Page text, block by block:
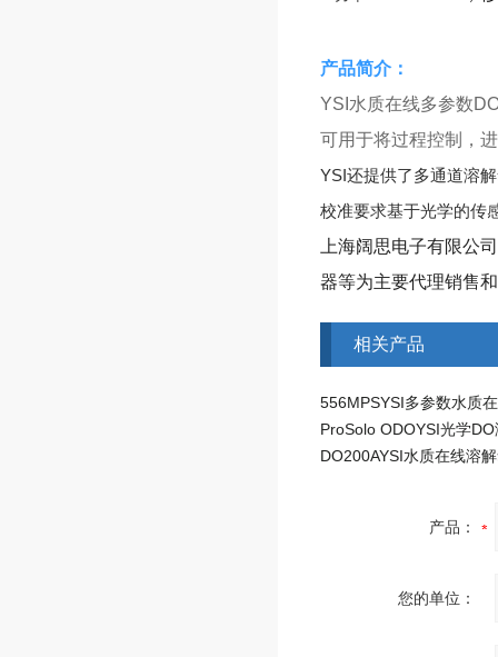
​产品简介：
YSI水质在线多参数
可用于将过程控制，
YSI还提供了多通道溶
校准要求基于光学的传
上海阔思电子有限公
器等为主要代理销售
相关产品
产品：
您的单位：